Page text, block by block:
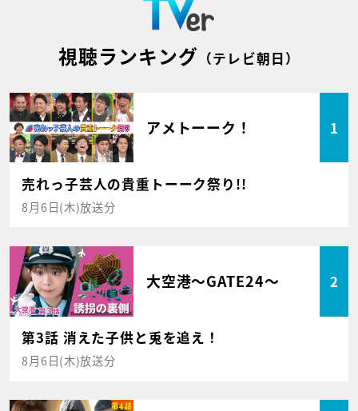
視聴ランキング （テレビ朝日）
アメトーーク！ 1
売れっ子芸人の貴重トーーク祭り!!
8月6日(木)放送分
大空港～GATE24～ 2
第3話 消えた子供と兎を追え！
8月6日(木)放送分